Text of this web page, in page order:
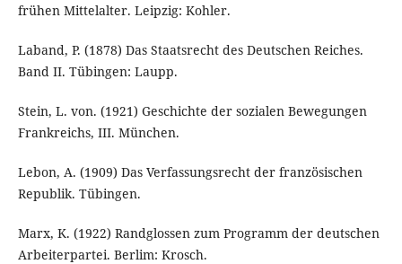
frühen Mittelalter. Leipzig: Kohler.
Laband, P. (1878) Das Staatsrecht des Deutschen Reiches.
Band II. Tübingen: Laupp.
Stein, L. von. (1921) Geschichte der sozialen Bewegungen
Frankreichs, III. München.
Lebon, A. (1909) Das Verfassungsrecht der französischen
Republik. Tübingen.
Marx, K. (1922) Randglossen zum Programm der deutschen
Arbeiterpartei. Berlim: Krosch.